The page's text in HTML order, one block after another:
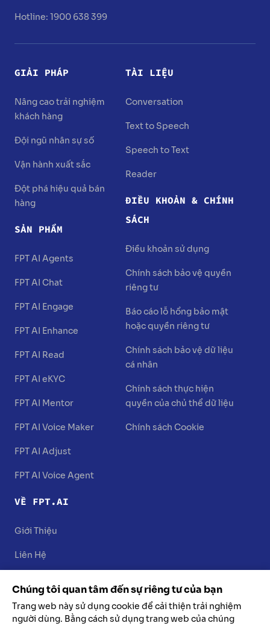
Hotline: 1900 638 399
GIẢI PHÁP
Nâng cao trải nghiệm
khách hàng
Đội ngũ nhân sự số
Vận hành xuất sắc
Đột phá hiệu quả bán
hàng
SẢN PHẨM
FPT AI Agents
FPT AI Chat
FPT AI Engage
FPT AI Enhance
FPT AI Read
FPT AI eKYC
FPT AI Mentor
FPT AI Voice Maker
FPT AI Adjust
FPT AI Voice Agent
VỀ FPT.AI
Giới Thiệu
Liên Hệ
TÀI LIỆU
Conversation
Text to Speech
Speech to Text
Reader
ĐIỀU KHOẢN & CHÍNH
SÁCH
Điều khoản sử dụng
Chính sách bảo vệ quyền
riêng tư
Báo cáo lỗ hổng bảo mật
hoặc quyền riêng tư
Chính sách bảo vệ dữ liệu
cá nhân
Chính sách thực hiện
quyền của chủ thể dữ liệu
Chính sách Cookie
Chúng tôi quan tâm đến sự riêng tư của bạn
Trang web này sử dụng cookie để cải thiện trải nghiệm
người dùng. Bằng cách sử dụng trang web của chúng